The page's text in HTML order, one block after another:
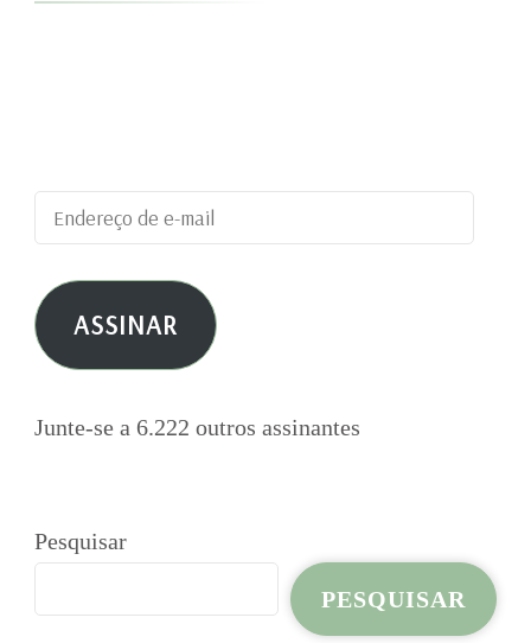
Endereço
de
e-
mail ASSINAR
Junte-se a 6.222 outros assinantes
Pesquisar
PESQUISAR